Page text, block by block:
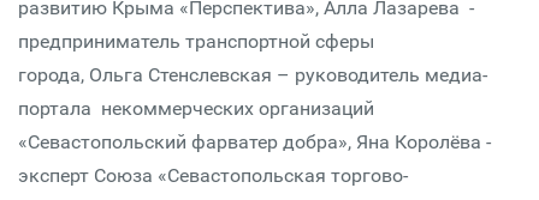
развитию Крыма «Перспектива», Алла Лазарева -
предприниматель транспортной сферы
города, Ольга Стенслевская – руководитель медиа-
портала некоммерческих организаций
«Севастопольский фарватер добра», Яна Королёва -
эксперт Союза «Севастопольская торгово-